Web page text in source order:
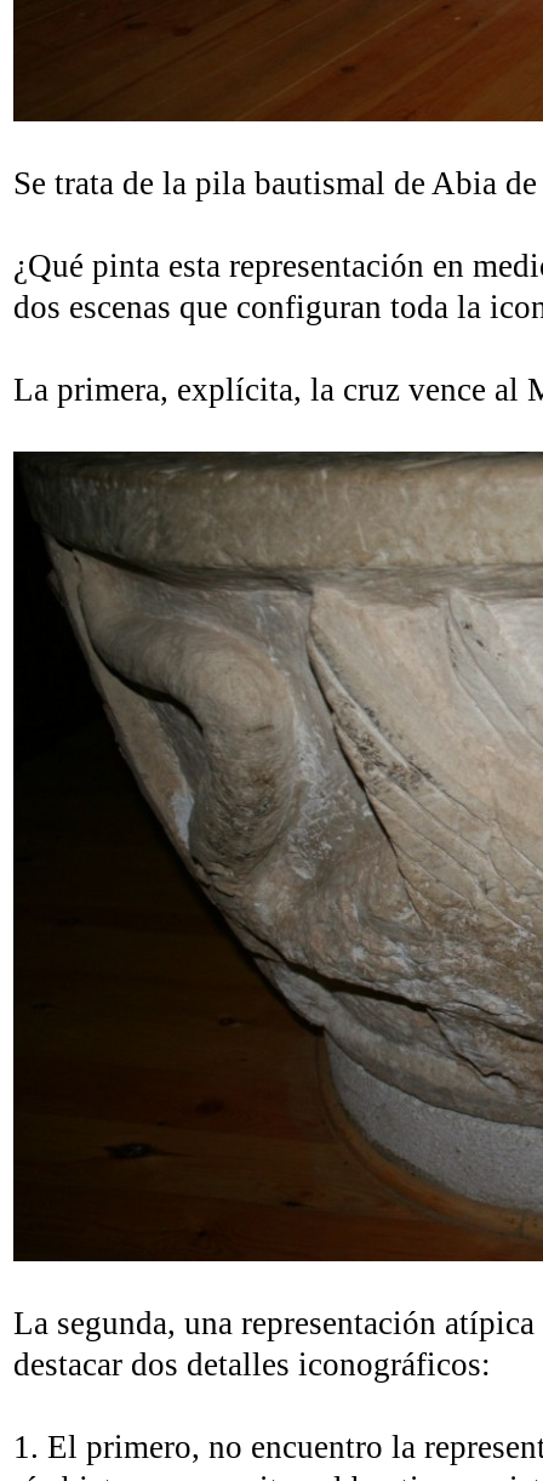
Se trata de la pila bautismal de Abia
¿Qué pinta esta representación en
dos escenas que configuran toda la
La primera, explícita, la cruz vence al
La segunda, una representación
destacar dos detalles iconográficos:
1. El primero, no encuentro la